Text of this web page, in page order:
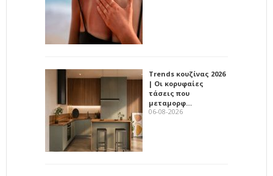
Trends κουζίνας 2026
| Οι κορυφαίες
τάσεις που
μεταμορφ…
06-08-2026